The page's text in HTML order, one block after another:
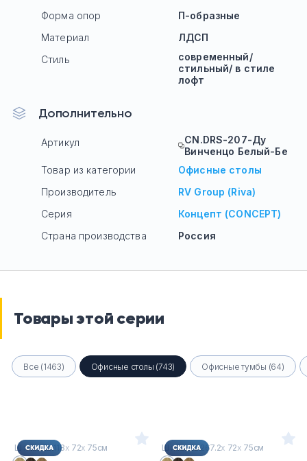
Форма опор
П-образные
Материал
ЛДСП
Стиль
современный/
стильный/ в стиле
лофт
Дополнительно
Артикул
CN.DRS-207-Ду
Винченцо Белый-Бе
Товар из категории
Офисные столы
Производитель
RV Group (Riva)
Серия
Концепт (CONCEPT)
Страна производства
Россия
Товары этой серии
Все (1463) Офисные столы (743) Офисные тумбы (64)
Ш хГхВ : 118х 72х 75см Ш хГхВ : 267.2х 72х 75см